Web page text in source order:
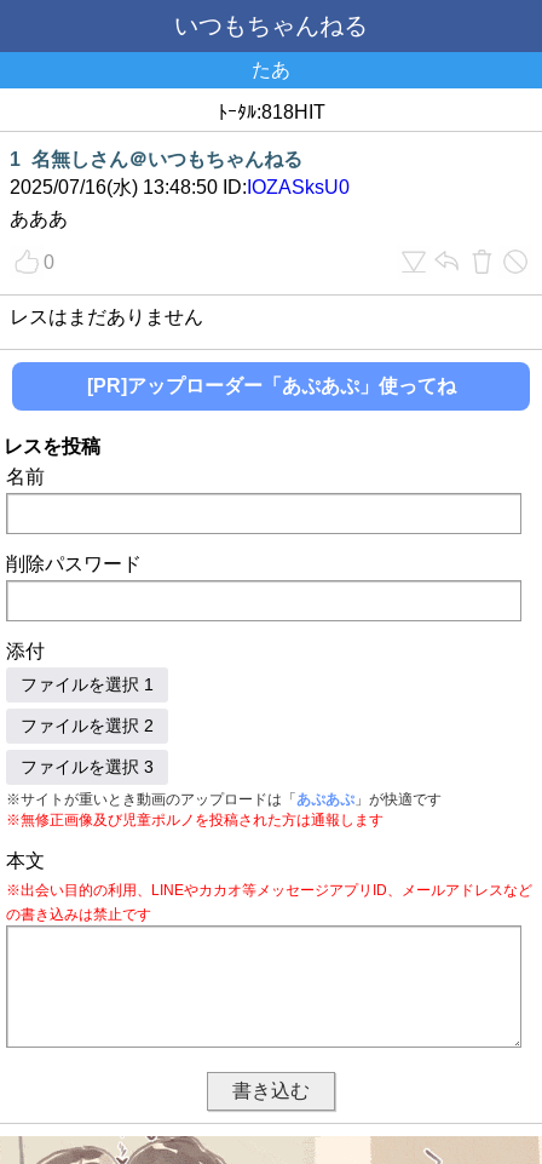
いつもちゃんねる
たあ
ﾄｰﾀﾙ:818HIT
1 名無しさん＠いつもちゃんねる
2025/07/16(水) 13:48:50 ID: IOZASksU0
あああ
0
レスはまだありません
[PR]アップローダー「あぷあぷ」使ってね
レスを投稿
名前
削除パスワード
添付
ファイルを選択 1
ファイルを選択 2
ファイルを選択 3
※サイトが重いとき動画のアップロードは「 あぷあぷ 」が快適です
※無修正画像及び児童ポルノを投稿された方は通報します
本文
※出会い目的の利用、LINEやカカオ等メッセージアプリID、メールアドレスなど
の書き込みは禁止です